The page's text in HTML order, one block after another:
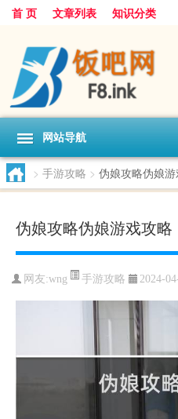
首 页 文章列表 知识分类
网站导航
> 手游攻略 > 伪娘攻略伪娘
伪娘攻略伪娘游戏攻略
网友:wng 手游攻略 2024-